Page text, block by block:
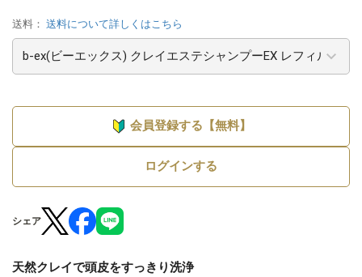
送料： 送料について詳しくはこちら
会員登録する【無料】
ログインする
シェア
天然クレイで頭皮をすっきり洗浄